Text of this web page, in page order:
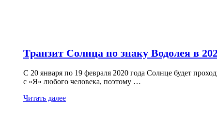
Транзит Солнца по знаку Водолея в
С 20 января по 19 февраля 2020 года Солнце будет
с «Я» любого человека, поэтому …
Читать далее